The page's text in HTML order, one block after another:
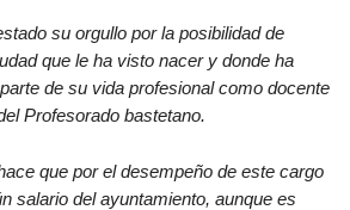
su orgullo por la posibilidad de
que le ha visto nacer y donde ha
de su vida profesional como docente
Profesorado bastetano.
que por el desempeño de este cargo
salario del ayuntamiento, aunque es